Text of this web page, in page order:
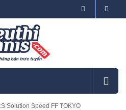
Solution Speed FF TOKYO